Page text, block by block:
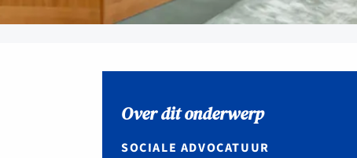
Over dit onderwerp
SOCIALE ADVOCATUUR